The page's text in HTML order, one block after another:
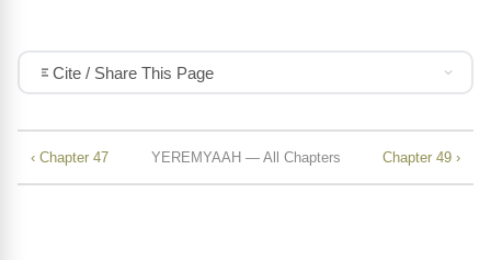
Cite / Share This Page
‹ Chapter 47 YEREMYAAH — All Chapters Chapter 49 ›